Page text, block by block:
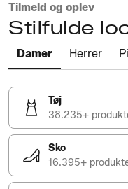
Tilmeld og oplev
Stilfulde
Damer Herrer
Tøj
38.235+
Sko
16.395+